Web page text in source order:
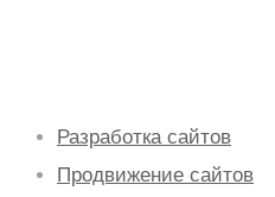
Разработка сайтов
Продвижение сайтов